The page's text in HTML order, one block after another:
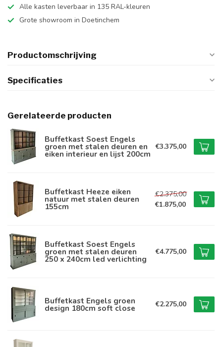
Alle kasten leverbaar in 135 RAL-kleuren
Grote showroom in Doetinchem
Productomschrijving
Specificaties
Gerelateerde producten
Buffetkast Soest Engels
groen met stalen deuren en
eiken interieur en lijst 200cm
€3.375,00
Buffetkast Heeze eiken
natuur met stalen deuren
155cm
€2.375,00
€1.875,00
Buffetkast Soest Engels
groen met stalen deuren
250 x 240cm led verlichting
€4.775,00
Buffetkast Engels groen
design 180cm soft close €2.275,00